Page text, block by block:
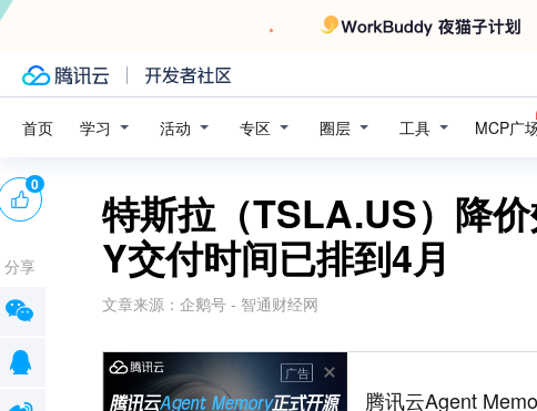
首页 学习 活动 专区 圈层 工具 MCP广
特斯拉（TSLA.US）降
Y交付时间已排到4月
文章来源： 企鹅号 - 智通财经网
广告
腾讯云Agent
0
分享